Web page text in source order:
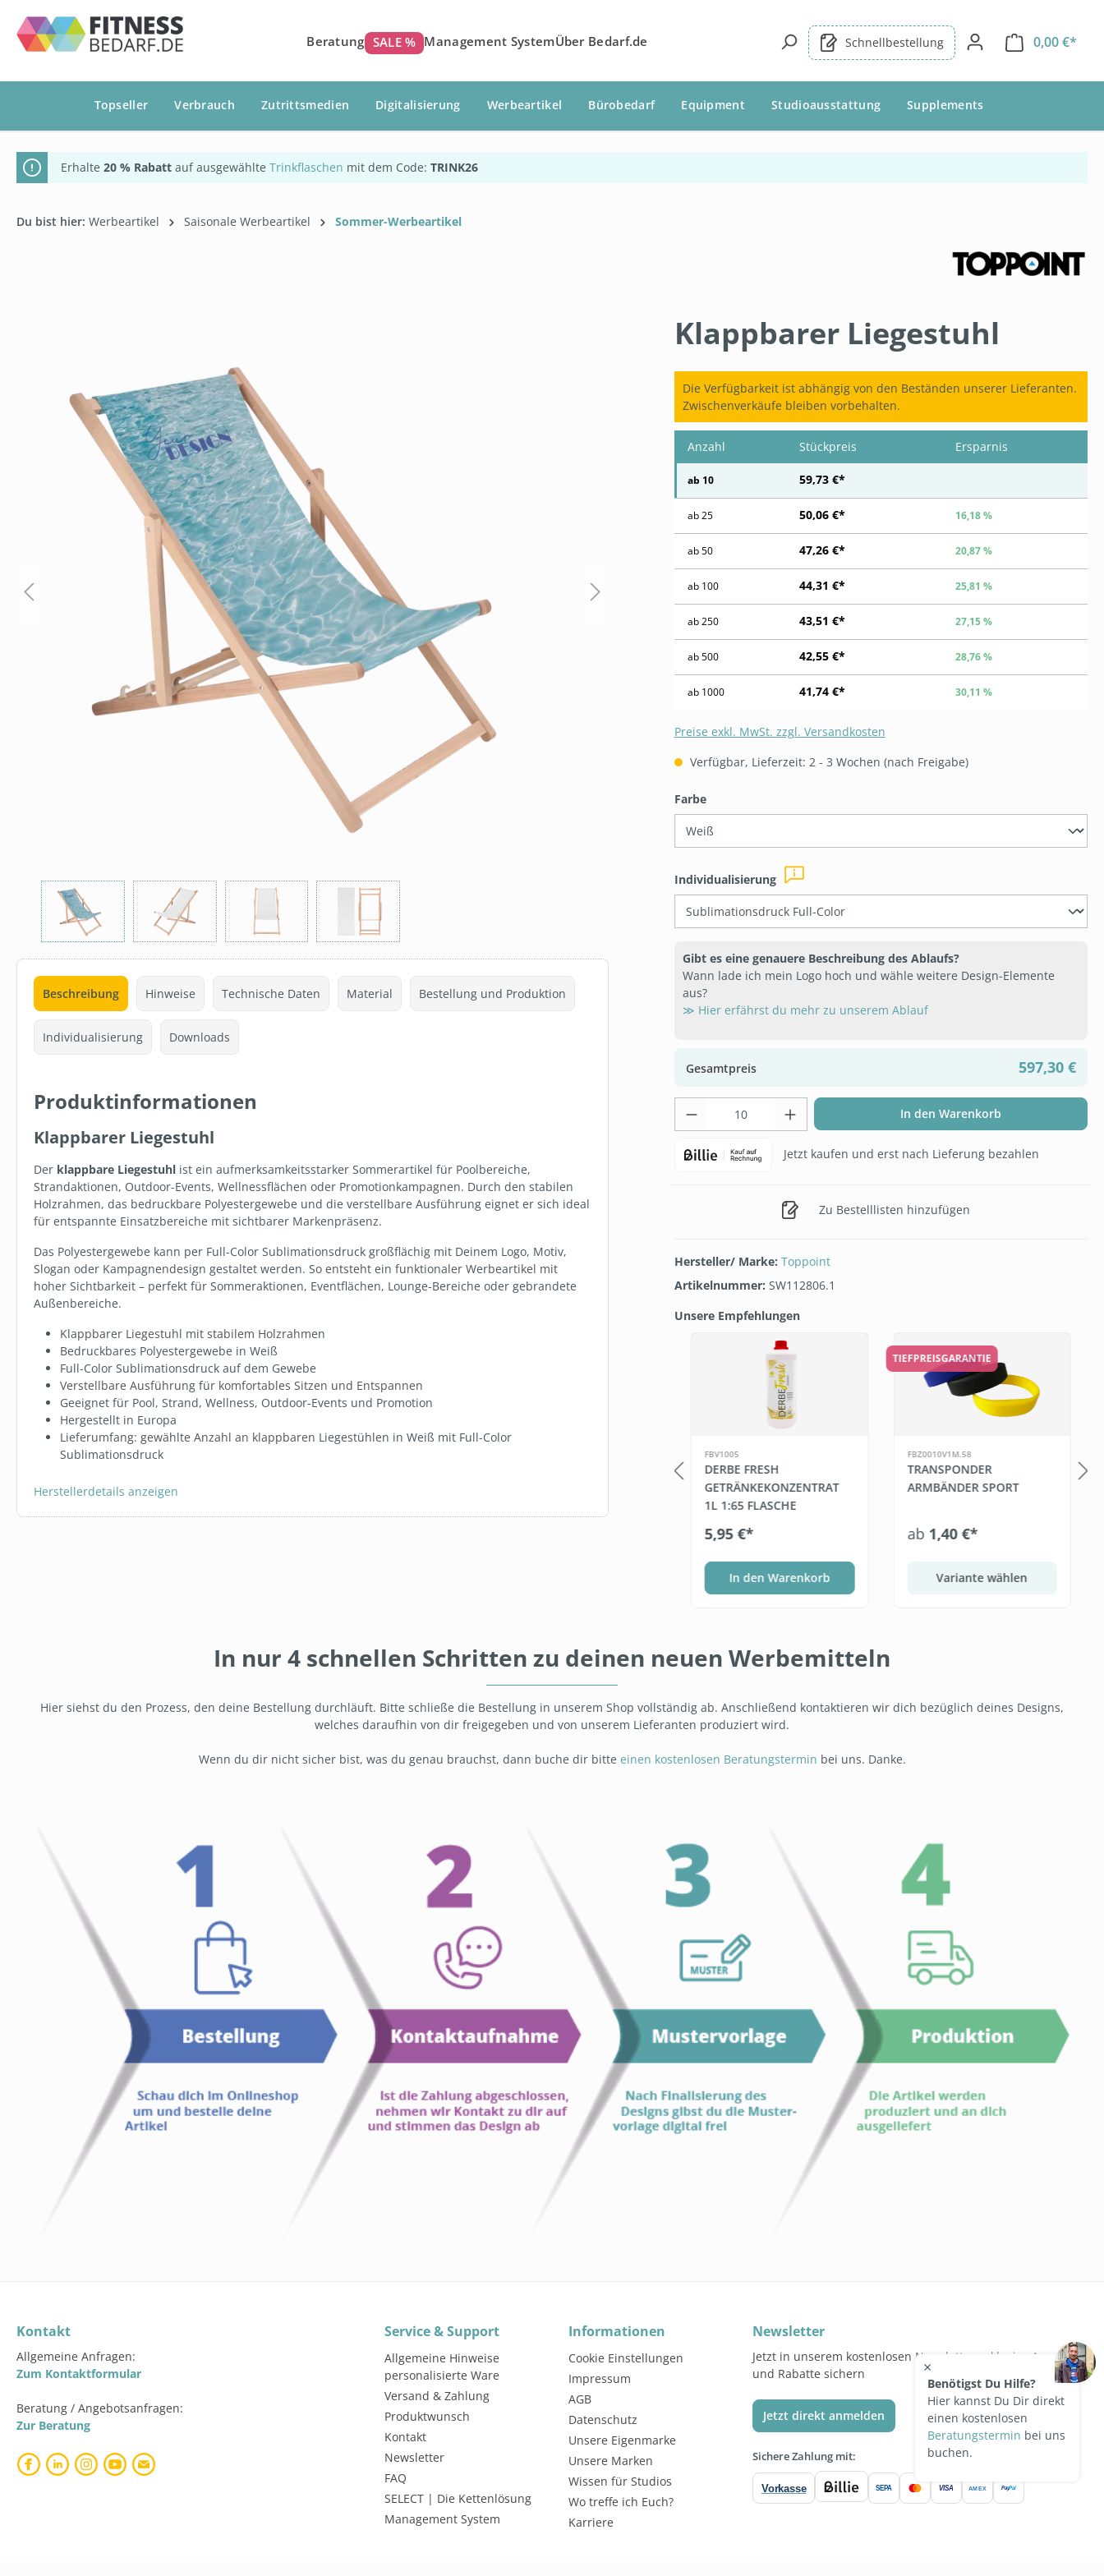
Zur Hauptnavigation springen
Beratung SALE % Management SystemÜber Bedarf.de Schnellbestellung 0,00 €*
Topseller Verbrauch Zutrittsmedien Digitalisierung Werbeartikel Bürobedarf Equipment Studioausstattung Supplements
Erhalte 20 % Rabatt auf ausgewählte Trinkflaschen mit dem Code: TRINK26
Du bist hier: Werbeartikel Saisonale Werbeartikel Sommer-Werbeartikel
Beschreibung Hinweise Technische Daten Material Bestellung und Produktion
Individualisierung Downloads
Produktinformationen
Klappbarer Liegestuhl
Der klappbare Liegestuhl ist ein aufmerksamkeitsstarker Sommerartikel für Poolbereiche,
Strandaktionen, Outdoor-Events, Wellnessflächen oder Promotionkampagnen. Durch den stabilen
Holzrahmen, das bedruckbare Polyestergewebe und die verstellbare Ausführung eignet er sich ideal
für entspannte Einsatzbereiche mit sichtbarer Markenpräsenz.
Das Polyestergewebe kann per Full-Color Sublimationsdruck großflächig mit Deinem Logo, Motiv,
Slogan oder Kampagnendesign gestaltet werden. So entsteht ein funktionaler Werbeartikel mit
hoher Sichtbarkeit – perfekt für Sommeraktionen, Eventflächen, Lounge-Bereiche oder gebrandete
Außenbereiche.
Klappbarer Liegestuhl mit stabilem Holzrahmen
Bedruckbares Polyestergewebe in Weiß
Full-Color Sublimationsdruck auf dem Gewebe
Verstellbare Ausführung für komfortables Sitzen und Entspannen
Geeignet für Pool, Strand, Wellness, Outdoor-Events und Promotion
Hergestellt in Europa
Lieferumfang: gewählte Anzahl an klappbaren Liegestühlen in Weiß mit Full-Color
Sublimationsdruck
Herstellerdetails anzeigen
Klappbarer Liegestuhl
Die Verfügbarkeit ist abhängig von den Beständen unserer Lieferanten.
Zwischenverkäufe bleiben vorbehalten.
Anzahl Stückpreis Ersparnis
ab 10 59,73 €*
ab25 50,06 €* 16,18 %
ab50 47,26 €* 20,87 %
ab 100 44,31 €* 25,81 %
ab250 43,51 €* 27,15 %
ab500 42,55 €* 28,76 %
ab 1000 41,74 €* 30,11 %
Preise exkl. MwSt. zzgl. Versandkosten
Verfügbar, Lieferzeit: 2 - 3 Wochen (nach Freigabe)
Farbeauswählen
Individualisierung
auswählen
Gibt es eine genauere Beschreibung des Ablaufs?
Wann lade ich mein Logo hoch und wähle weitere Design-Elemente
aus?
≫ Hier erfährst du mehr zu unserem Ablauf
Gesamtpreis 597,30 €
Produkt Anzahl: Gib den gewünschten Wert
In den Warenkorb
Jetzt kaufen und erst nach Lieferung bezahlen
Zu Bestelllisten hinzufügen
Hersteller/ Marke: Toppoint
Artikelnummer: SW112806.1
Unsere Empfehlungen
Produktgalerie überspringen
FBV1005
DERBE FRESH
GETRÄNKEKONZENTRAT
1L 1:65 FLASCHE
5,95 €*
In den Warenkorb
TIEFPREISGARANTIE
FBZ0010V1M.58
TRANSPONDER
ARMBÄNDER SPORT
ab 1,40 €*
Variante wählen
In nur 4 schnellen Schritten zu deinen neuen Werbemitteln
Hier siehst du den Prozess, den deine Bestellung durchläuft. Bitte schließe die Bestellung in unserem Shop vollständig ab. Anschließend kontaktieren wir dich bezüglich deines Designs,
welches daraufhin von dir freigegeben und von unserem Lieferanten produziert wird.
Wenn du dir nicht sicher bist, was du genau brauchst, dann buche dir bitte einen kostenlosen Beratungstermin bei uns. Danke.
Kontakt
Allgemeine Anfragen:
Zum Kontaktformular
Beratung / Angebotsanfragen:
Zur Beratung
Service & Support
Allgemeine Hinweise
personalisierte Ware
Versand & Zahlung
Produktwunsch
Kontakt
Newsletter
FAQ
SELECT | Die Kettenlösung
Management System
Informationen
Cookie Einstellungen
Impressum
AGB
Datenschutz
Unsere Eigenmarke
Unsere Marken
Wissen für Studios
Wo treffe ich Euch?
Karriere
Newsletter
Jetzt in unserem kostenlosen Newsletter exklusive Angebote
und Rabatte sichern
Jetzt direkt anmelden
Sichere Zahlung mit:
Vorkasse SEPA VISA AMEX PayPal
×
Benötigst Du Hilfe?
Hier kannst Du Dir direkt
einen kostenlosen
Beratungstermin bei uns
buchen.